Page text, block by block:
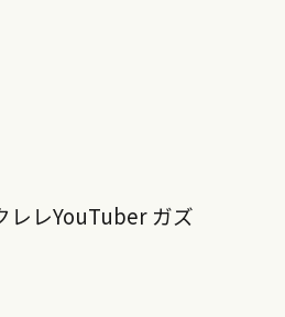
レレYouTuber ガズ